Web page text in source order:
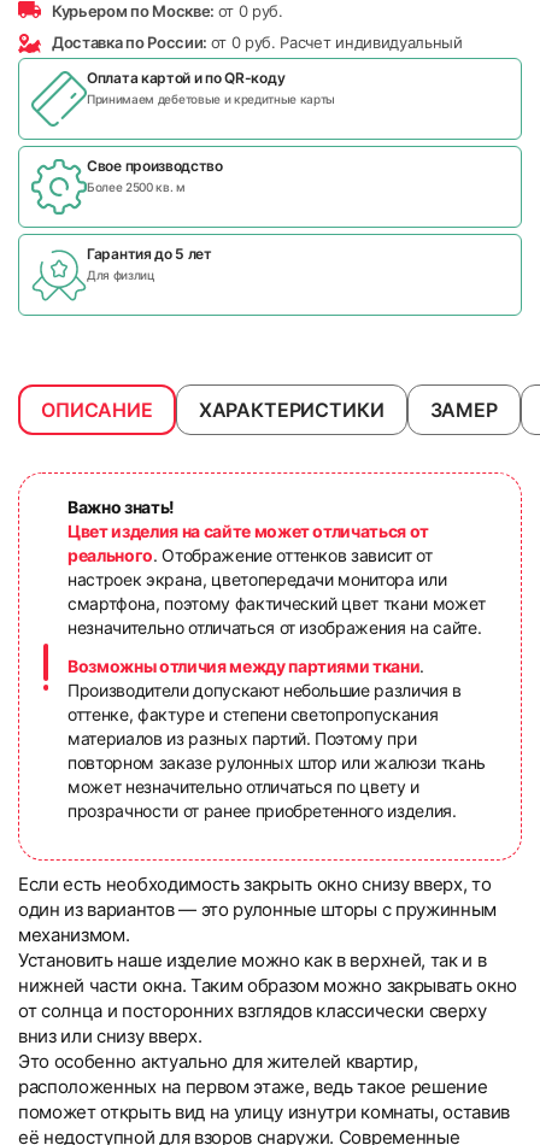
Курьером по Москве: от 0 руб.
Доставка по России: от 0 руб. Расчет индивидуальный
Оплата картой и поQR-коду
Принимаем дебетовые и кредитные карты
Свое производство
Более 2500 кв. м
Гарантия до 5 лет
Для физлиц
ОПИСАНИЕ ХАРАКТЕРИСТИКИ ЗАМЕР
Важно знать!
Цвет изделия на сайте может отличаться от
реального. Отображение оттенков зависит от
настроек экрана, цветопередачи монитора или
смартфона, поэтому фактический цвет ткани может
незначительно отличаться от изображения на сайте.
Возможны отличия между партиями ткани.
Производители допускают небольшие различия в
оттенке, фактуре и степени светопропускания
материалов из разных партий. Поэтому при
повторном заказе рулонных штор или жалюзи ткань
может незначительно отличаться по цвету и
прозрачности от ранее приобретенного изделия.
Если есть необходимость закрыть окно снизу вверх, то
один из вариантов — это рулонные шторы с пружинным
механизмом.
Установить наше изделие можно как в верхней, так и в
нижней части окна. Таким образом можно закрывать окно
от солнца и посторонних взглядов классически сверху
вниз или снизу вверх.
Это особенно актуально для жителей квартир,
расположенных на первом этаже, ведь такое решение
поможет открыть вид на улицу изнутри комнаты, оставив
её недоступной для взоров снаружи. Современные